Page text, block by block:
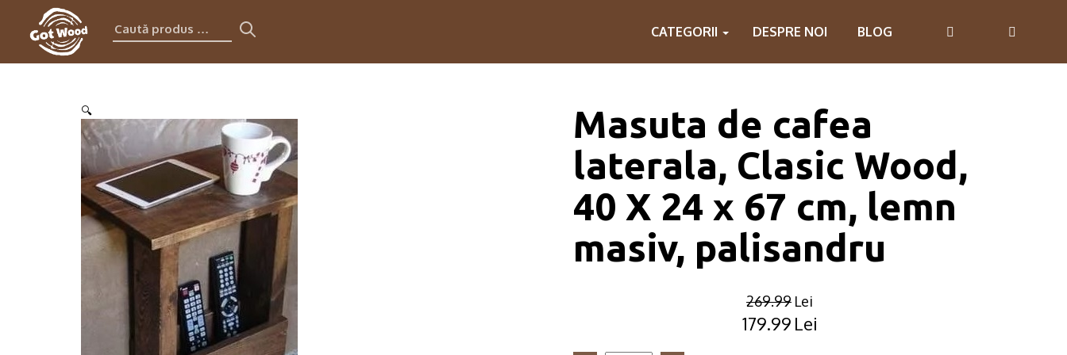
Caută
produs:
CATEGORII DESPRE NOI BLOG
🔍
Masuta de cafea
laterala, Clasic Wood,
40 X 24 x 67 cm, lemn
masiv, palisandru
269.99 Lei
Original
179.99 Lei
Current